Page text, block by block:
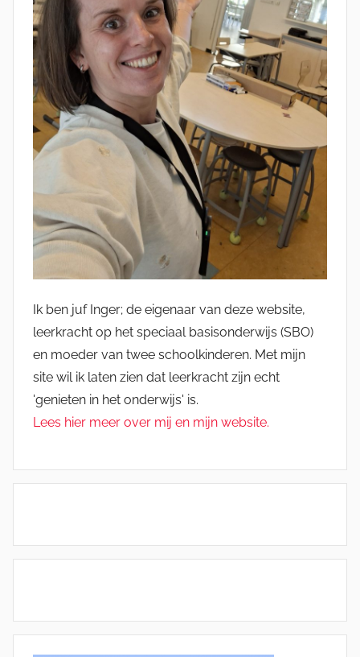
Ik ben juf Inger; de eigenaar van deze website,
leerkracht op het speciaal basisonderwijs (SBO)
en moeder van twee schoolkinderen. Met mijn
site wil ik laten zien dat leerkracht zijn echt
'genieten in het onderwijs' is.
Lees hier meer over mij en mijn website.